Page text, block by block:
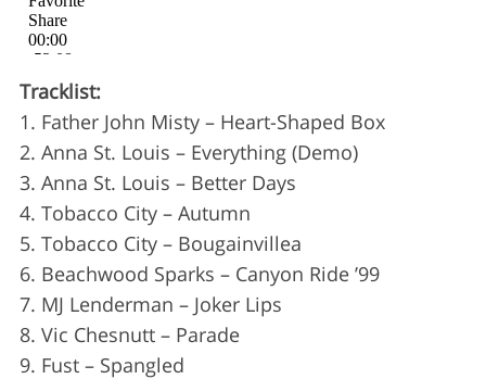
Tracklist:
1. Father John Misty – Heart-Shaped Box
2. Anna St. Louis – Everything (Demo)
3. Anna St. Louis – Better Days
4. Tobacco City – Autumn
5. Tobacco City – Bougainvillea
6. Beachwood Sparks – Canyon Ride ’99
7. MJ Lenderman – Joker Lips
8. Vic Chesnutt – Parade
9. Fust – Spangled